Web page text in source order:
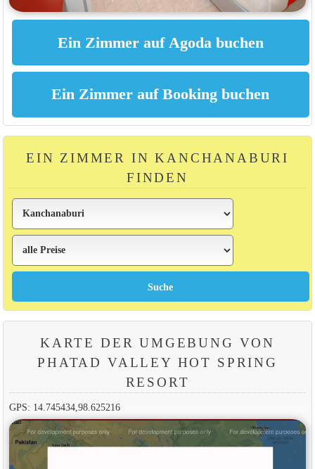
EIN ZIMMER IN KANCHANABURI
FINDEN
KARTE DER UMGEBUNG VON
PHATAD VALLEY HOT SPRING
RESORT
GPS: 14.745434,98.625216